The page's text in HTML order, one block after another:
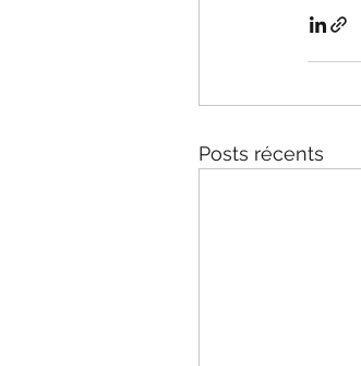
Posts récents